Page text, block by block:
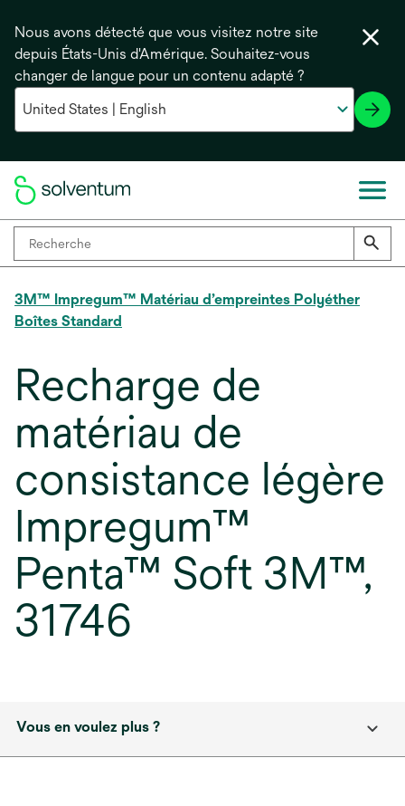
Nous avons détecté que vous visitez notre site
depuis États-Unis d'Amérique. Souhaitez-vous
changer de langue pour un contenu adapté ?
3M™ Impregum™ Matériau d’empreintes Polyéther
Boîtes Standard
Recharge de
matériau de
consistance légère
Impregum™
Penta™ Soft 3M™,
31746
Vous en voulez plus ?